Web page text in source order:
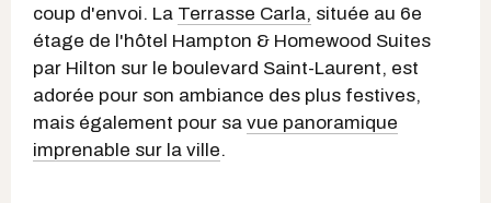
coup d'envoi. La Terrasse Carla, située au 6e
étage de l'hôtel Hampton & Homewood Suites
par Hilton sur le boulevard Saint-Laurent, est
adorée pour son ambiance des plus festives,
mais également pour sa vue panoramique
imprenable sur la ville.